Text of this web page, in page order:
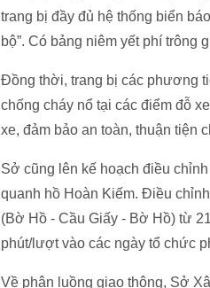
trang bị đầy đủ hệ thống biển
bộ”. Có bảng niêm yết phí trông
Đồng thời, trang bị các phương
chống cháy nổ tại các điểm đỗ
xe, đảm bảo an toàn, thuận tiện
Sở cũng lên kế hoạch điều
quanh hồ Hoàn Kiếm. Điều
(Bờ Hồ - Cầu Giấy - Bờ Hồ) từ
phút/lượt vào các ngày tổ chức
Về phân luồng giao thông, Sở